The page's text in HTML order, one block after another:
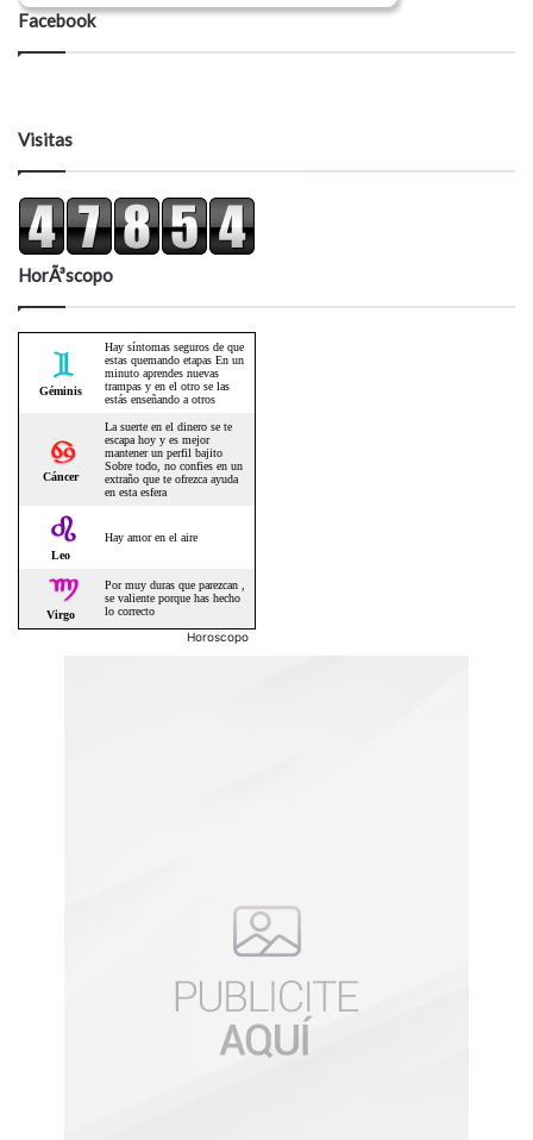
Facebook
Visitas
HorÃ³scopo
Horoscopo